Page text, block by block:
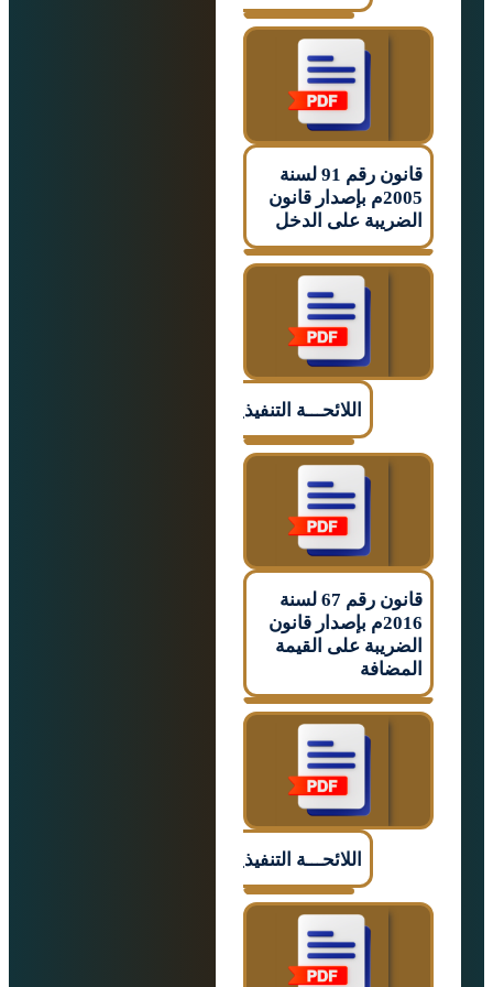
قانون رقم 91 لسنة
2005م بإصدار قانون
على الدخل
اللائحـــة التنفيذيـــــة
قانون رقم 67 لسنة
2016م بإصدار قانون
على القيمة
اللائحـــة التنفيذيـــــة